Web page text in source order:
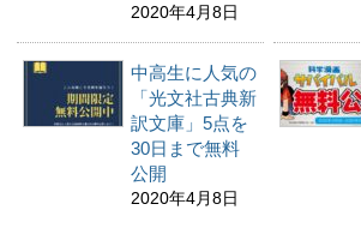
2020年4月8日
中高生に人気の
「光文社古典新
訳文庫」5点を
30日まで無料
公開
2020年4月8日